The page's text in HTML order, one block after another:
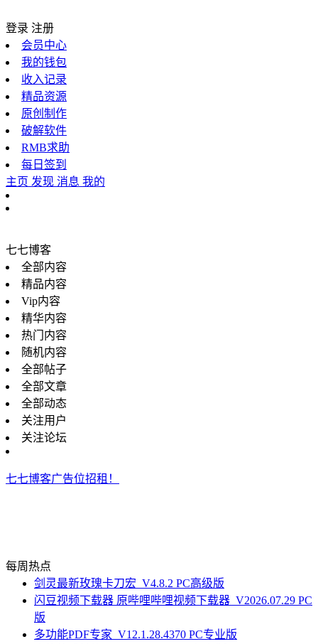
登录 注册
会员中心
我的钱包
收入记录
精品资源
原创制作
破解软件
RMB求助
每日签到
主页 发现 消息 我的
七七博客
全部内容
精品内容
Vip内容
精华内容
热门内容
随机内容
全部帖子
全部文章
全部动态
关注用户
关注论坛
七七博客广告位招租！
每周热点
剑灵最新玫瑰卡刀宏_V4.8.2 PC高级版
闪豆视频下载器 原哔哩哔哩视频下载器_V2026.07.29 PC
版
多功能PDF专家_V12.1.28.4370 PC专业版